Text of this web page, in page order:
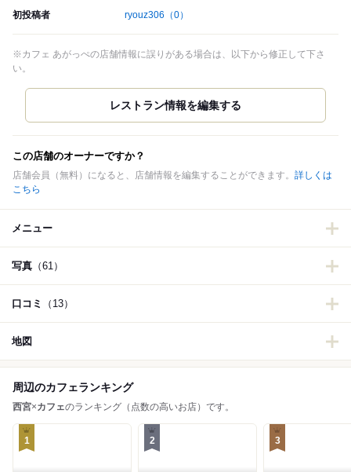
初投稿者 ryouz306 （0）
※カフェ あがっぺの店舗情報に誤りがある場合は、以下から修正して下さ
い。
この店舗のオーナーですか？
店舗会員（無料）になると、店舗情報を編集することができます。 詳しくは
こちら
メニュー
写真 （61）
口コミ （13）
地図
周辺のカフェランキング
西宮×カフェのランキング（点数の高いお店）です。
1 2 3